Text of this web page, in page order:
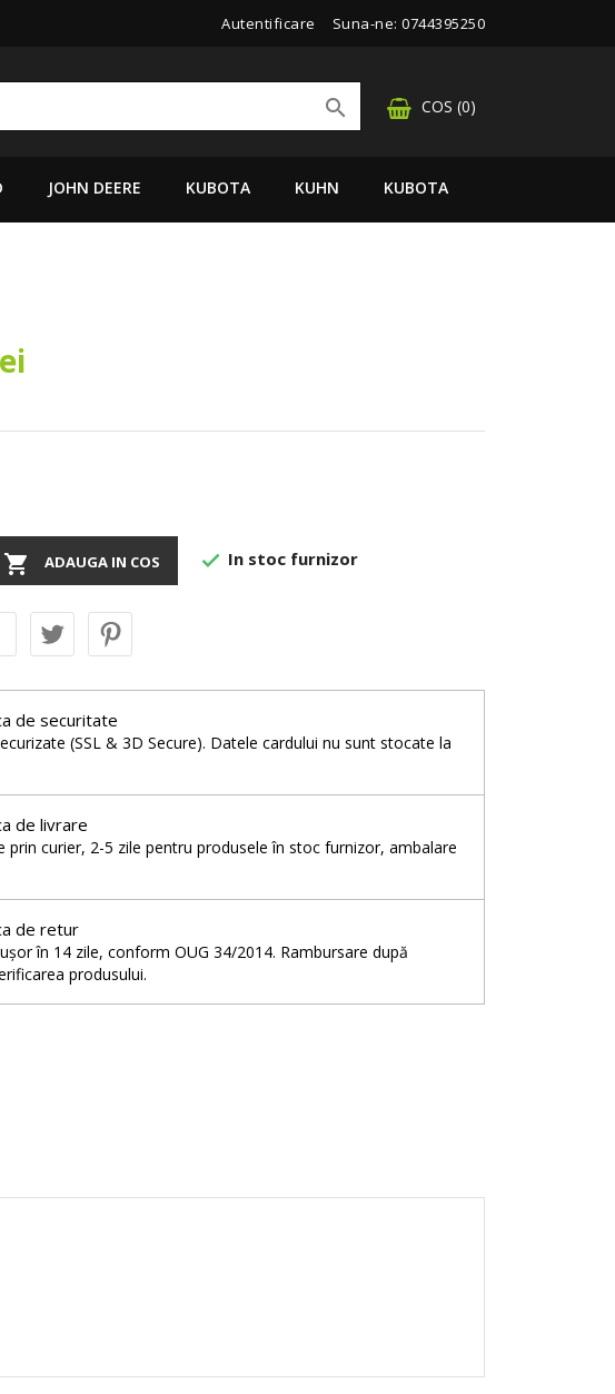
Autentificare Suna-ne: 0744395250
COS (0)

JOHN DEERE KUBOTA KUHN KUBOTA
 ADAUGA IN COS  In stoc furnizor
de securitate
(SSL & 3D Secure). Datele cardului nu sunt stocate la
de livrare
prin curier, 2-5 zile pentru produsele în stoc furnizor, ambalare
de retur
în 14 zile, conform OUG 34/2014. Rambursare după
produsului.